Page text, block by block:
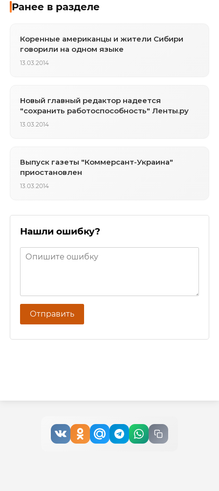
Ранее в разделе
Коренные американцы и жители Сибири
говорили на одном языке
13.03.2014
Новый главный редактор надеется
"сохранить работоспособность" Ленты.ру
13.03.2014
Выпуск газеты "Коммерсант-Украина"
приостановлен
13.03.2014
Нашли ошибку?
Отправить